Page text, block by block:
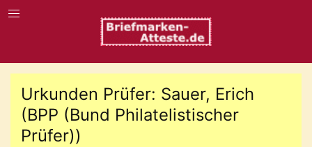
Urkunden Prüfer: Sauer, Erich
(BPP (Bund Philatelistischer
Prüfer))